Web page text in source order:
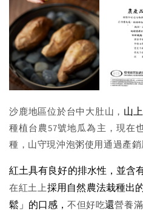
沙鹿地區位於台中大肚山， 山
種植台農57號地瓜為主，現在
種，山守現沖泡粥使用通過產
紅土具有良好的排水性，並含
在紅土上採用自然農法栽種出
鬆」的口感， 不但好吃還營養滿